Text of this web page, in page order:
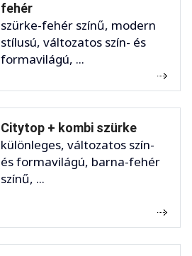
fehér
szürke-fehér színű, modern
stílusú, változatos szín- és
formavilágú, ...
Citytop + kombi szürke
különleges, változatos szín-
és formavilágú, barna-fehér
színű, ...